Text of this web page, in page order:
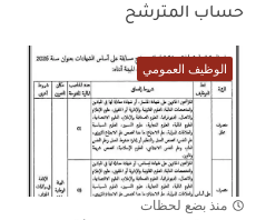
حساب المترشح
الوظيف العمومي
منذ بضع لحظات